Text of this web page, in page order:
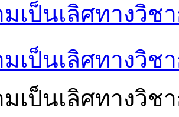
เป็นเลิศทางวิช
เป็นเลิศทางวิช
เป็นเลิศทางวิช